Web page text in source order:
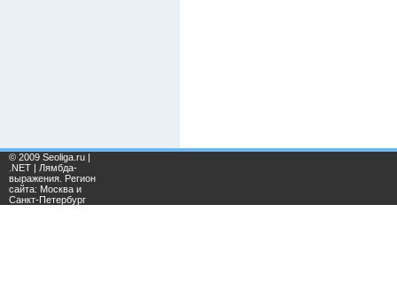
© 2009 Seoliga.ru |
.NET | Лямбда-
выражения. Регион
сайта: Москва и
Санкт-Петербург